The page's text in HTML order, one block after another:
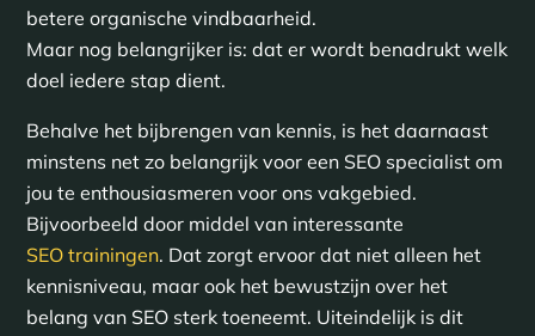
betere organische vindbaarheid.
Maar nog belangrijker is: dat er wordt benadrukt welk
doel iedere stap dient.
Behalve het bijbrengen van kennis, is het daarnaast
minstens net zo belangrijk voor een SEO specialist om
jou te enthousiasmeren voor ons vakgebied.
Bijvoorbeeld door middel van interessante
SEO trainingen. Dat zorgt ervoor dat niet alleen het
kennisniveau, maar ook het bewustzijn over het
belang van SEO sterk toeneemt. Uiteindelijk is dit